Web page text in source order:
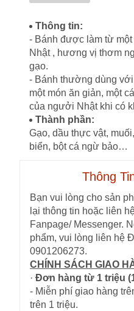
Thông tin:
- Bánh được làm từ
Nhật , hương vị thơm
gạo.
- Bánh thường dùng
một món ăn giản, một
của ngưởi Nhật khi có
Thành phần:
Gạo, dầu thực vật,
biển, bột cá ngừ bảo…
Thông
Bạn vui lòng cho sản
lại thông tin hoặc liên
Fanpage/ Messenger.
phẩm, vui lòng liên hệ
0901206273.
CHÍNH SÁCH GIAO
· Đơn hàng từ 1 triệu
- Miễn phí giao hàng
trên 1 triệu.